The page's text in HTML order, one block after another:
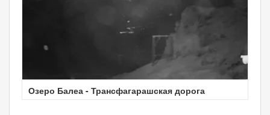
Озеро Балеа - Трансфагарашская дорога